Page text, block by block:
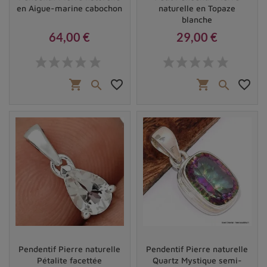
en Aigue-marine cabochon
64,00 €
shopping_cart  favorite_border
naturelle en Topaze
blanche
29,00 €
shopping_cart  favorite_border
Pendentif Pierre naturelle
Pétalite facettée
Pendentif Pierre naturelle
Quartz Mystique semi-